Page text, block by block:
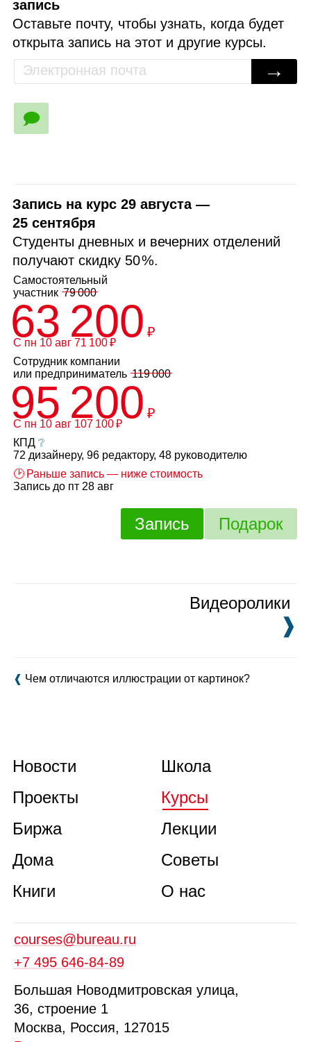
запись
Оставьте почту, чтобы узнать, когда будет
открыта запись на этот и другие курсы.
→
Запись на курс 29 августа —
25 сентября
Студенты дневных и вечерних отделений
получают скидку 50 %.
Самостоятельный
участник79 000
63 200 ₽
С пн 10 авг 71 100 ₽
Сотрудник компании
или предприниматель119 000
95 200 ₽
С пн 10 авг 107 100 ₽
КПД❔
72 дизайнеру, 96 редактору, 48 руководителю
🕑 Раньше запись — ниже стоимость
Запись до пт 28 авг
Запись Подарок
❰ Чем отличаются иллюстрации от картинок?
Видеоролики
❱
Новости
Проекты
Биржа
Дома
Книги
Школа
Курсы
Лекции
Советы
О нас
courses@bureau.ru
+7 495 646‑84‑89
Большая Новодмитровская улица,
36, строение 1
Москва, Россия, 127015
🗩